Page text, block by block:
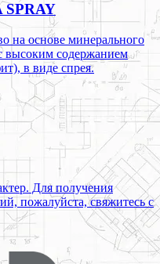
SPRAY
на основе минерального
высоким содержанием
в виде спрея.
Для получения
пожалуйста, свяжитесь с